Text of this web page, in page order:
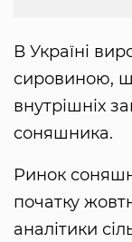
В Україні
сировиною,
внутрішніх
соняшника.
Ринок
початку
аналітики